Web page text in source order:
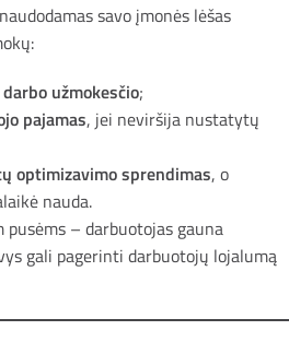
savo įmonės lėšas
užmokesčio;
pajamas, jei neviršija nustatytų
optimizavimo sprendimas, o
nauda.
– darbuotojas gauna
gali pagerinti darbuotojų lojalumą